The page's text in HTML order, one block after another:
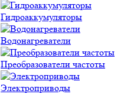
Гидроаккумуляторы
Водонагреватели
Преобразователи частоты
Электроприводы